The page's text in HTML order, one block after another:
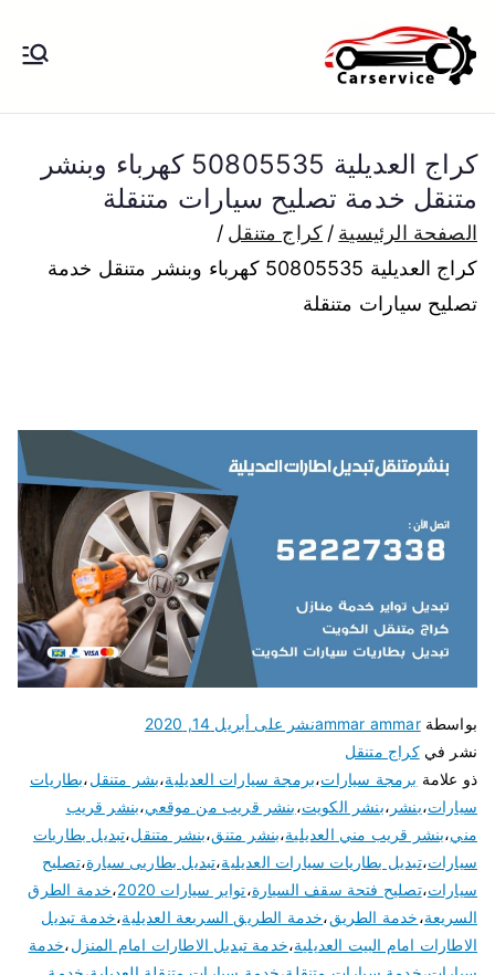
إلى
المحتوى
الكويت
بنشر متنقل الكويت كهرباء وبنشر تبديل
بارخص الاسعار
كراج العديلية 50805535 كهرباء وبنشر
متنقل خدمة تصليح سيارات متنقلة
الصفحة الرئيسية
كراج متنقل
كراج العديلية 50805535 كهرباء وبنشر متنقل خدمة
تصليح سيارات متنقلة
بواسطةammar ammarنشر على أبريل 14, 2020
نشر فيكراج متنقل
ذو علامة برمجة سيارات،برمجة سيارات العديلية،بشر متنقل،بطاريات
سيارات،بنشر ،بنشر الكويت،بنشر قريب من موقعي،بنشر قريب
مني،بنشر قريب مني العديلية،بنشر متنق،بنشر متنقل،تبديل بطاريات
سيارات،تبديل بطاريات سيارات العديلية،تبديل بطاريى سيارة،تصليح
سيارات،تصليح فتحة سقف السيارة،تواير سيارات 2020 ،خدمة الطرق
السريعة،خدمة الطريق،خدمة الطريق السريعة العديلية،خدمة تبديل
الاطارات امام البيت العديلية،خدمة تبديل الاطارات امام المنزل،خدمة